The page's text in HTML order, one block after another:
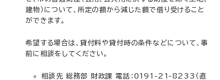
建物）について、所定の額から減じた額で借り受けること
ができます。
希望する場合は、貸付料や貸付時の条件などについて、事
前に相談をしてください。
相談先 総務部 財政課 電話：0191-21-8233（直